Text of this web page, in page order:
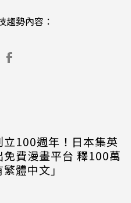
趨勢內容：
立100週年！日本集英
免費漫畫平台 釋100萬
體中文」